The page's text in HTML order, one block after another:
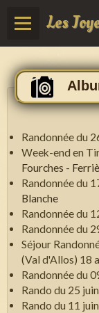
Randonnée du
Week-end en
Fourches -
Randonnée du
Blanche
Randonnée du
Randonnée du
Séjour
(Val d'Allos) 18
Randonnée du
Rando du 25
Rando du 11